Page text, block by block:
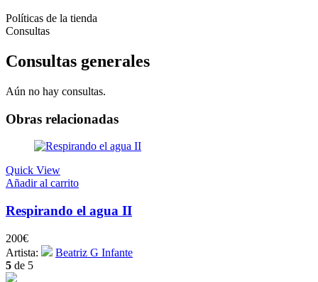
Políticas de la tienda
Consultas
Consultas generales
Aún no hay consultas.
Obras relacionadas
Quick View
Añadir al carrito
Respirando el agua II
200€
Artista:
Beatriz G Infante
5 de 5